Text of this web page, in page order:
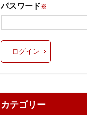
パスワード※
ログイン
カテゴリー